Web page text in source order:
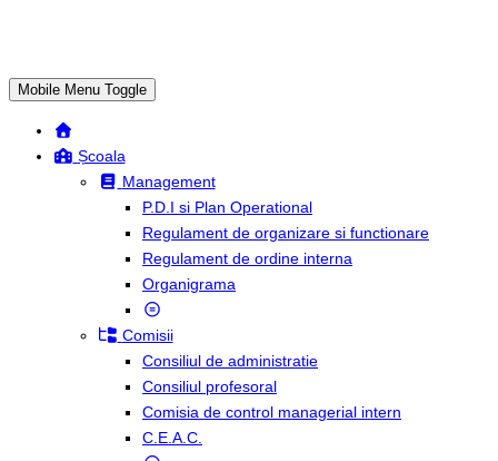
Mobile Menu Toggle
Școala
Management
P.D.I si Plan Operational
Regulament de organizare si functionare
Regulament de ordine interna
Organigrama
Comisii
Consiliul de administratie
Consiliul profesoral
Comisia de control managerial intern
C.E.A.C.